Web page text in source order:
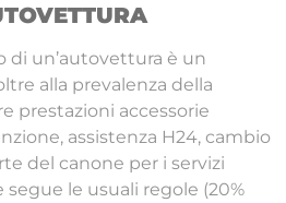
di un’autovettura è un
alla prevalenza della
prestazioni accessorie
assistenza H24, cambio
del canone per i servizi
segue le usuali regole (20%